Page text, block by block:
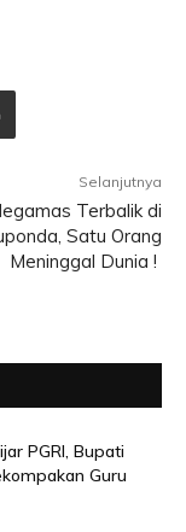
Selanjutnya
Terbalik di
Satu Orang
Meninggal Dunia !
PGRI, Bupati
Guru